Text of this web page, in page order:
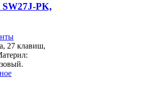
PK,
27 клавиш,